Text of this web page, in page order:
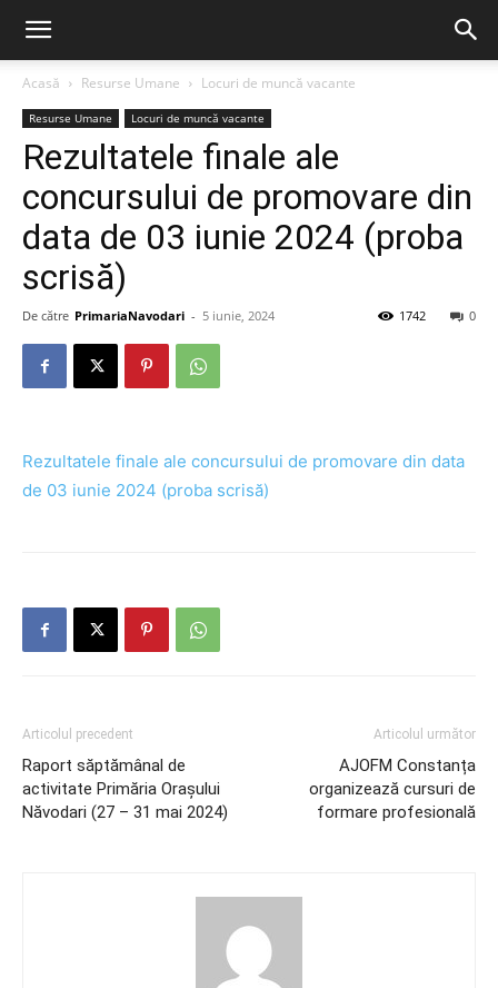
Acasă Resurse Umane Locuri de muncă vacante
Resurse Umane Locuri de muncă vacante
Rezultatele finale ale
concursului de promovare din
data de 03 iunie 2024 (proba
scrisă)
De către PrimariaNavodari - 5 iunie, 2024 0
1742
Rezultatele finale ale concursului de promovare din data
de 03 iunie 2024 (proba scrisă)
Articolul precedent
Raport săptămânal de
activitate Primăria Orașului
Năvodari (27 – 31 mai 2024)
Articolul următor
AJOFM Constanța
organizează cursuri de
formare profesională